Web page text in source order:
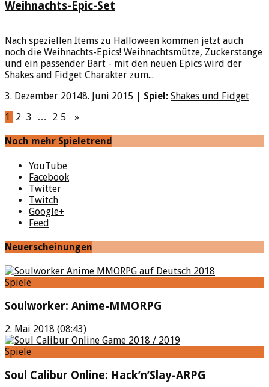
Weihnachts-Epic-Set
Nach speziellen Items zu Halloween kommen jetzt auch
noch die Weihnachts-Epics! Weihnachtsmütze, Zuckerstange
und ein passender Bart - mit den neuen Epics wird der
Shakes and Fidget Charakter zum...
3. Dezember 20148. Juni 2015 | Spiel: Shakes und Fidget
1
2 3 … 25 »
Noch mehr Spieletrend
YouTube
Facebook
Twitter
Twitch
Google+
Feed
Neuerscheinungen
Spiele
Soulworker: Anime-MMORPG
2. Mai 2018 (08:43)
Spiele
Soul Calibur Online: Hack’n’Slay-ARPG